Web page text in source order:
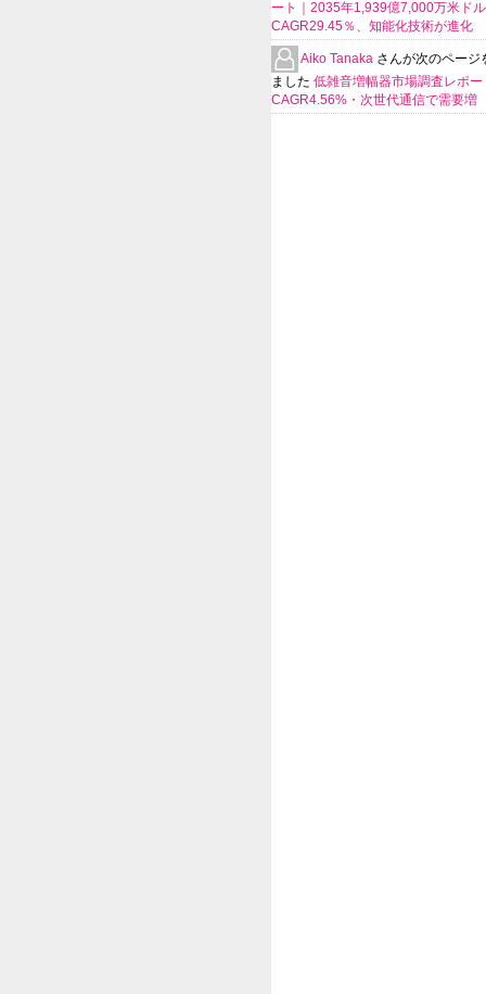
ート｜2035年1,939億7,000万米ド
CAGR29.45％、知能化技術が進化
Aiko Tanaka さんが次のページ
ました 低雑音増幅器市場調査レポー
CAGR4.56%・次世代通信で需要増